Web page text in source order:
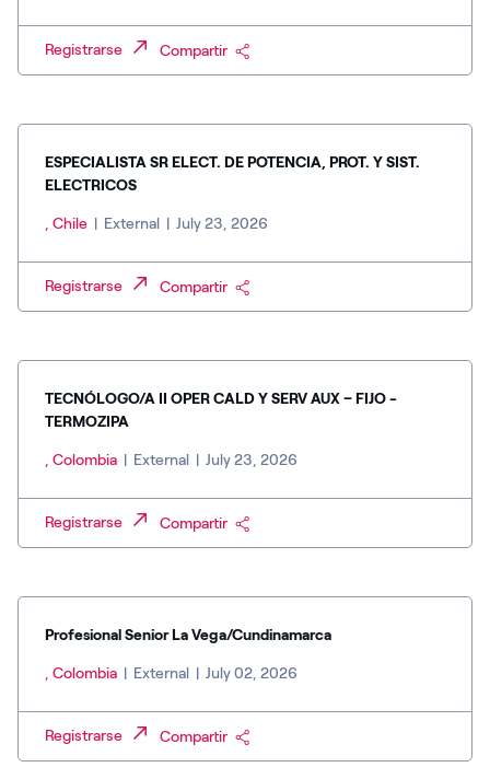
Registrarse Compartir
ESPECIALISTA SR ELECT. DE POTENCIA, PROT. Y SIST.
ELECTRICOS
, Chile | External | July 23, 2026
Registrarse Compartir
TECNÓLOGO/A II OPER CALD Y SERV AUX – FIJO -
TERMOZIPA
, Colombia | External | July 23, 2026
Registrarse Compartir
Profesional Senior La Vega/Cundinamarca
, Colombia | External | July 02, 2026
Registrarse Compartir